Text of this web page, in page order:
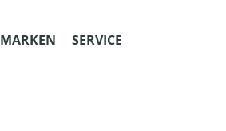
MARKEN SERVICE